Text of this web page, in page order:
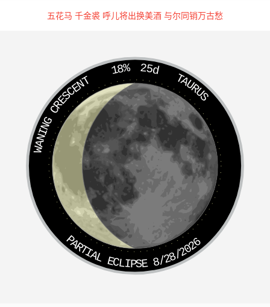
巳时生人时行方草外，日丽又春和，
未时生人一生游尽山林兴，得看飞鹰正赶跑。
申时生人一丛芳草萋萋地，满面祥开树树花。
酉时生人一生犹似蛇潜窟，不得风云志未伸。
戌时生人忽遇蜈蚣咬一口，失了葫芦没了皮。
亥时生人突见两蛇来交会，妻淫子散破尽家。
午年生人肖马
子时生人晚景来到桃树李下，衣食自无忧。
丑时生人丑宫春风田园内，出入高堂春风间。
寅时生人猛虎伤足下，若不伤头没了皮。
卯时生人卯时生得贵人扶，优游自在有威风。
辰时生人辰宫山岩高，险处兴云吐雾保春风。
巳时生人时逢天狗相侵害，若不伤损自悲伤。
午时生人午宫入空房，清闲快乐，衣食自然不用求。
五花马 千金裘 呼儿将出换美酒 与尔同销万古愁
18% 25d
TAURUS
WANING CRESCENT
PARTIAL ECLIPSE 8/28/2026